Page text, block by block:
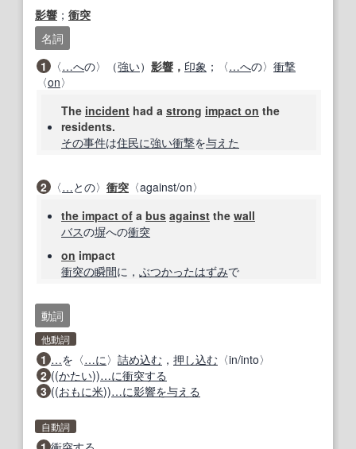
影響 ； 衝突
名詞
1
〈…への〉（強い） 影響 ， 印象 ；〈…への〉 衝撃
〈on〉
The incident had a strong impact on the
residents.
その事件は住民に強い衝撃を与えた
2 〈…との〉 衝突 〈against/on〉
the impact of a bus against the wall
バスの塀への衝突
on impact
衝突の瞬間に， ぶつかったはずみで
動詞
他動詞
1 …を〈…に〉 詰め込む ， 押し込む 〈in/into〉
2 ((かたい))…に衝突する
3 ((おもに米))…に影響を与える
自動詞